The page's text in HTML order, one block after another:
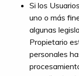
Si los
uno o más
algunas
Propietario
personales